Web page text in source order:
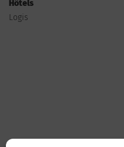
Hôtels
Logis